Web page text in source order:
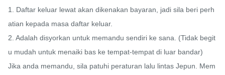
1. Daftar keluar lewat akan dikenakan bayaran, jadi sila beri perh
atian kepada masa daftar keluar.
2. Adalah disyorkan untuk memandu sendiri ke sana. (Tidak begit
u mudah untuk menaiki bas ke tempat-tempat di luar bandar)
Jika anda memandu, sila patuhi peraturan lalu lintas Jepun. Mem